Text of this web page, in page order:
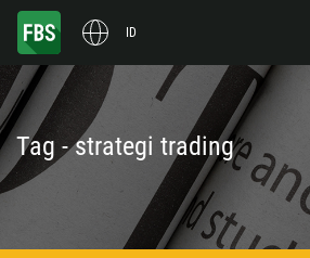
ID
Tag - strategi trading